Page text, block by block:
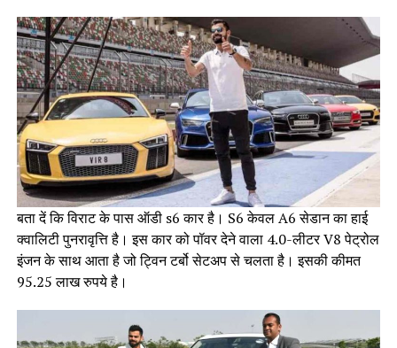
बता दें कि विराट के पास ऑडी s6 कार है। S6 केवल A6 सेडान का हाई
क्वालिटी पुनरावृत्ति है। इस कार को पॉवर देने वाला 4.0-लीटर V8 पेट्रोल
इंजन के साथ आता है जो ट्विन टर्बो सेटअप से चलता है। इसकी कीमत
95.25 लाख रुपये है।